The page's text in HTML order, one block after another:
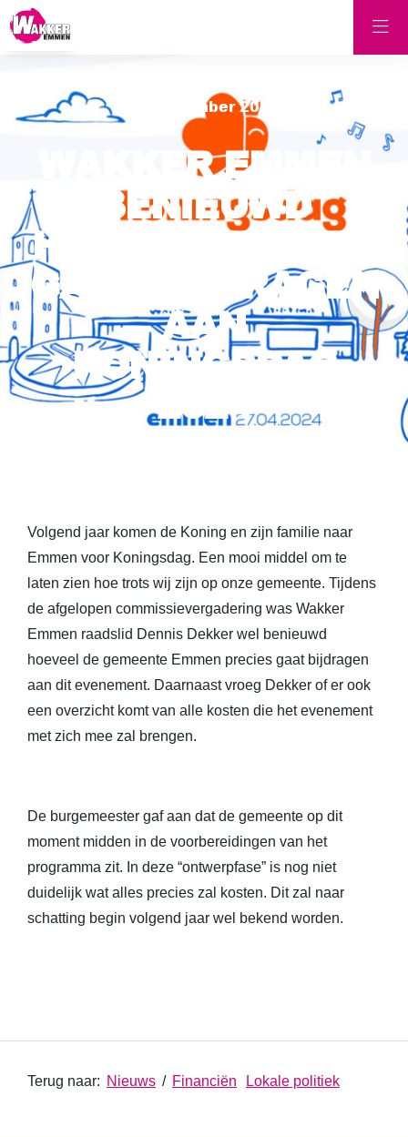
21 december 2023
WAKKER EMMEN
BENIEUWD
HOEVEEL EMMEN
GAAT BIJDRAGEN
AAN
KONINGSDAG
2024
Volgend jaar komen de Koning en zijn familie naar
Emmen voor Koningsdag. Een mooi middel om te
laten zien hoe trots wij zijn op onze gemeente. Tijdens
de afgelopen commissievergadering was Wakker
Emmen raadslid Dennis Dekker wel benieuwd
hoeveel de gemeente Emmen precies gaat bijdragen
aan dit evenement. Daarnaast vroeg Dekker of er ook
een overzicht komt van alle kosten die het evenement
met zich mee zal brengen.
De burgemeester gaf aan dat de gemeente op dit
moment midden in de voorbereidingen van het
programma zit. In deze “ontwerpfase” is nog niet
duidelijk wat alles precies zal kosten. Dit zal naar
schatting begin volgend jaar wel bekend worden.
Terug naar: Nieuws / Financiën Lokale politiek